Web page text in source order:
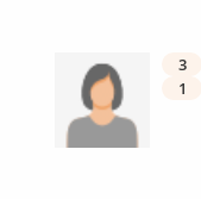
3
1